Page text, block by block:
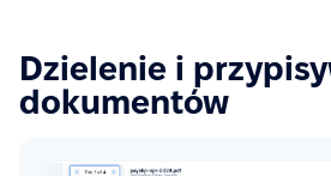
Dzielenie i
dokumentów